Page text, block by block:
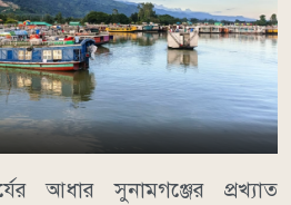
আধার সুনামগঞ্জের প্রখ্যাত